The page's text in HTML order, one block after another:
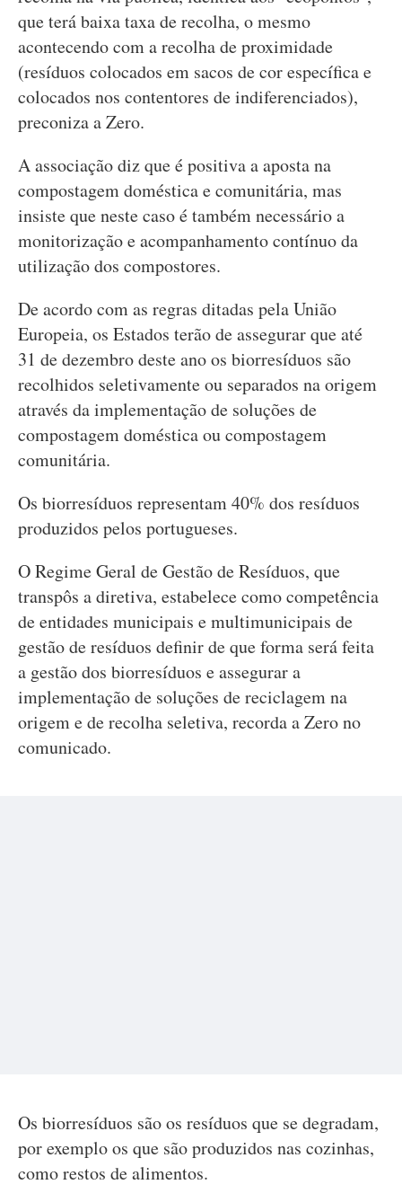
que terá baixa taxa de recolha, o mesmo
acontecendo com a recolha de proximidade
(resíduos colocados em sacos de cor específica e
colocados nos contentores de indiferenciados),
preconiza a Zero.
A associação diz que é positiva a aposta na
compostagem doméstica e comunitária, mas
insiste que neste caso é também necessário a
monitorização e acompanhamento contínuo da
utilização dos compostores.
De acordo com as regras ditadas pela União
Europeia, os Estados terão de assegurar que até
31 de dezembro deste ano os biorresíduos são
recolhidos seletivamente ou separados na origem
através da implementação de soluções de
compostagem doméstica ou compostagem
comunitária.
Os biorresíduos representam 40% dos resíduos
produzidos pelos portugueses.
O Regime Geral de Gestão de Resíduos, que
transpôs a diretiva, estabelece como competência
de entidades municipais e multimunicipais de
gestão de resíduos definir de que forma será feita
a gestão dos biorresíduos e assegurar a
implementação de soluções de reciclagem na
origem e de recolha seletiva, recorda a Zero no
comunicado.
Os biorresíduos são os resíduos que se degradam,
por exemplo os que são produzidos nas cozinhas,
como restos de alimentos.